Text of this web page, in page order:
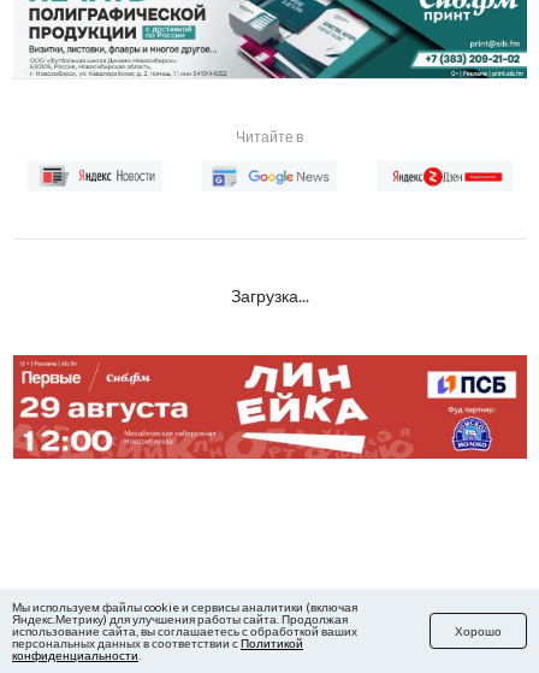
Читайте в
Загрузка...
Мы используем файлы cookie и сервисы аналитики (включая
Яндекс.Метрику) для улучшения работы сайта. Продолжая
использование сайта, вы соглашаетесь с обработкой ваших
персональных данных в соответствии сПолитикой
конфиденциальности
Хорошо